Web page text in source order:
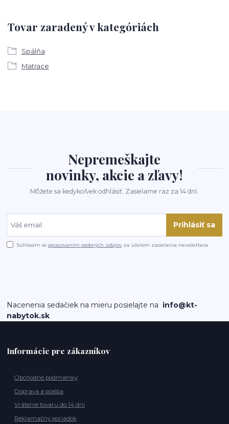
Tovar zaradený v kategóriách
Spálňa
Matrace
Nepremeškajte
novinky, akcie a zľavy!
Môžete sa kedykoľvek odhlásiť. Zasielame raz za 14 dní.
Prihlásiť sa
Súhlasím sospracovaním osobných údajov za účelom zasielania newslettera.
Nacenenia sedačiek na mieru posielajte na info@kt-
nabytok.sk
Informácie pre zákazníkov
Obchodné podmienky
Doprava a platba
Vrátenie tovaru do 14 dní
Reklamačný poriadok